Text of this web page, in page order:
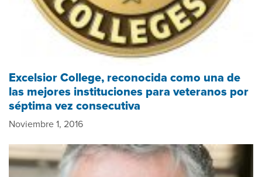
Excelsior College, reconocida como una de
las mejores instituciones para veteranos por
séptima vez consecutiva
Noviembre 1, 2016